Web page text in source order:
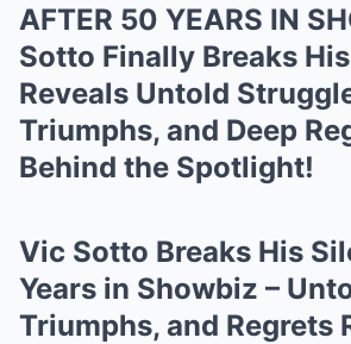
AFTER 50 YEARS IN
Sotto Finally Breaks
Reveals Untold
Triumphs, and Deep
Behind the Spotlight!
Vic Sotto Breaks His
Years in Showbiz –
Triumphs, and Regrets